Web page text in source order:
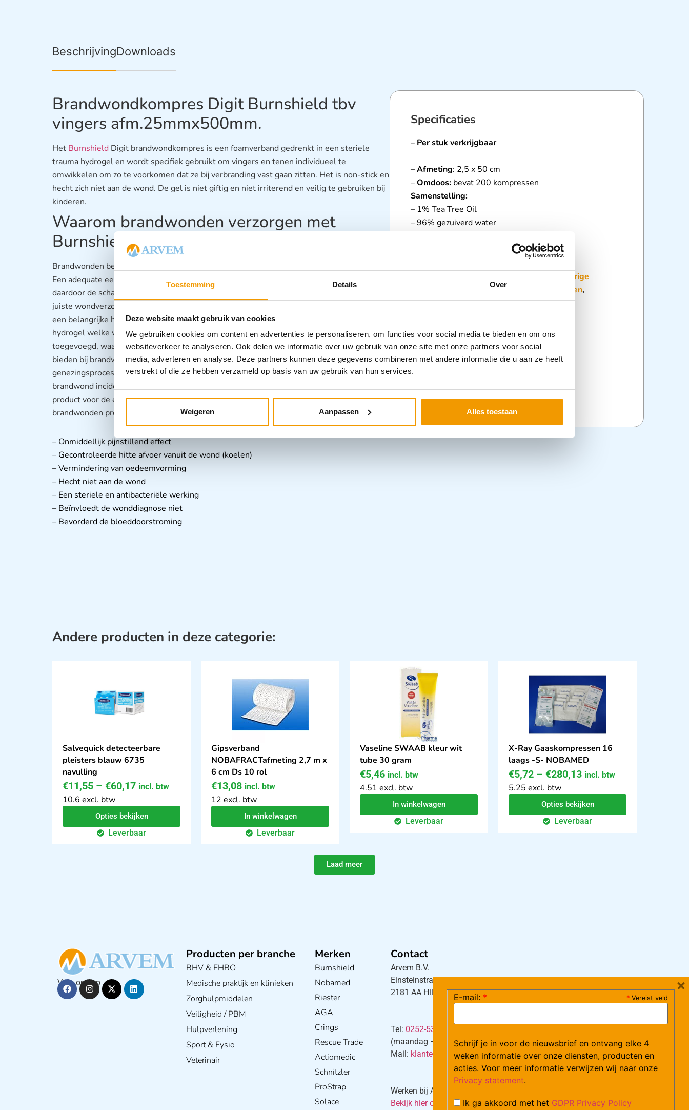
Toestemming Details Over
Deze website maakt gebruik van cookies
We gebruiken cookies om content en advertenties te personaliseren, om functies voor social media te bieden en om ons
websiteverkeer te analyseren. Ook delen we informatie over uw gebruik van onze site met onze partners voor social
media, adverteren en analyse. Deze partners kunnen deze gegevens combineren met andere informatie die u aan ze heeft
verstrekt of die ze hebben verzameld op basis van uw gebruik van hun services.
Weigeren Aanpassen Alles toestaan
BeschrijvingDownloads
Brandwondkompres Digit Burnshield tbv
vingers afm.25mmx500mm.
Het Burnshield Digit brandwondkompres is een foamverband gedrenkt in een steriele
trauma hydrogel en wordt specifiek gebruikt om vingers en tenen individueel te
omwikkelen om zo te voorkomen dat ze bij verbranding vast gaan zitten. Het is non-stick en
hecht zich niet aan de wond. De gel is niet giftig en niet irriterend en veilig te gebruiken bij
kinderen.
Waarom brandwonden verzorgen met
Burnshield?
Brandwonden behoren tot de meest ernstige letsels welke de mens kunnen overkomen.
Een adequate eerste hulpverlening kan daarbij de ernst van de verwonding beperken en
daardoor de schadelijke gevolgen op termijn verminderen. Van groot belang is hierbij een
juiste wondverzorging waarbij centraal moet staan. Burnshield brandwondenverzorging is
een belangrijke hulpbron in de eerste hulp bij brandwonden. De basis van dit product is een
hydrogel welke voor 96% uit water bestaat, waaraan enkele andere bestanddelen zijn
toegevoegd, waaronder Tea Tree-olie. Het is ontworpen om onmiddellijke verlichting te
bieden bij brandwonden, kan de ernst van een brandwond beperken en het
genezingsproces versnellen. Burnshield is daarom cruciaal in de kritieke momenten na een
brandwond incident!
product voor de eerste hulp. Het is echter belangrijk om te benadrukken dat bij ernstige
brandwonden professionele medische hulp onmiddellijk ingeschakeld moet worden.
Specificaties
– Per stuk verkrijgbaar
–Afmeting: 2,5 x 50 cm
–Omdoos: bevat 200 kompressen
Samenstelling:
– 1% Tea Tree Oil
– 96% gezuiverd water
– Polyurethaan open celschuim
Overige
Verzorging brandwonden,
Wondverzorging,Zorghulpmiddelen
– Onmiddellijk pijnstillend effect
– Gecontroleerde hitte afvoer vanuit de wond (koelen)
– Vermindering van oedeemvorming
– Hecht niet aan de wond
– Een steriele en antibacteriële werking
– Beïnvloedt de wonddiagnose niet
– Bevorderd de bloeddoorstroming
Andere producten in deze categorie:
Salvequick detecteerbare
pleisters blauw 6735
navulling
€11,55 – €60,17 incl. btw
10.6 excl. btw
Opties bekijken
Leverbaar
Gipsverband
NOBAFRACTafmeting 2,7 m x
6 cm Ds 10 rol
€13,08 incl. btw
12 excl. btw
In winkelwagen
Leverbaar
Vaseline SWAAB kleur wit
tube 30 gram
€5,46 incl. btw
4.51 excl. btw
In winkelwagen
Leverbaar
X-Ray Gaaskompressen 16
laags -S- NOBAMED
€5,72 – €280,13 incl. btw
5.25 excl. btw
Opties bekijken
Leverbaar
Laad meer
Volg ons op
Producten per branche
BHV & EHBO
Medische praktijk en klinieken
Zorghulpmiddelen
Veiligheid / PBM
Hulpverlening
Sport & Fysio
Veterinair
Merken
Burnshield
Nobamed
Riester
AGA
Crings
Rescue Trade
Actiomedic
Schnitzler
ProStrap
Solace
Contact
Arvem B.V.
Einsteinstraat 5
2181 AA Hillegom
Tel: 0252-533256
(maandag – donderdag 08:30-17:15 uur / vrijdag 08:30-16:00 uur)
Mail: klantenservice@arvem.nl
Werken bij Arvem?
Bekijk hier onze vacatures.
* Vereist veld
E-mail: *
Schrijf je in voor de nieuwsbrief en ontvang elke 4
weken informatie over onze diensten, producten en
acties. Voor meer informatie verwijzen wij naar onze
Privacy statement.
Ik ga akkoord met het GDPR Privacy Policy
×